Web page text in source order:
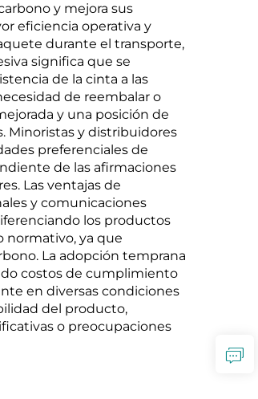
y mejora sus
eficiencia operativa y
durante el transporte,
significa que se
de la cinta a las
de reembalar o
y una posición de
Minoristas y distribuidores
preferenciales de
de las afirmaciones
Las ventajas de
y comunicaciones
los productos
normativo, ya que
La adopción temprana
costos de cumplimiento
en diversas condiciones
del producto,
o preocupaciones